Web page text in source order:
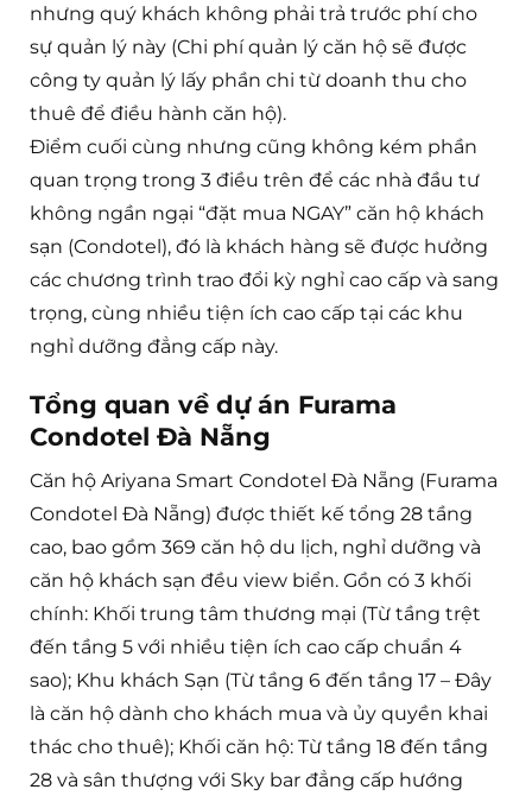
nhưng quý khách không phải trả trước phí cho
sự quản lý này (Chi phí quản lý căn hộ sẽ được
công ty quản lý lấy phần chi từ doanh thu cho
thuê để điều hành căn hộ).
Điểm cuối cùng nhưng cũng không kém phần
quan trọng trong 3 điều trên để các nhà đầu tư
không ngần ngại “đặt mua NGAY” căn hộ khách
sạn (Condotel), đó là khách hàng sẽ được hưởng
các chương trình trao đổi kỳ nghỉ cao cấp và sang
trọng, cùng nhiều tiện ích cao cấp tại các khu
nghỉ dưỡng đẳng cấp này.
Tổng quan về dự án Furama
Condotel Đà Nẵng
Căn hộ Ariyana Smart Condotel Đà Nẵng (Furama
Condotel Đà Nẵng) được thiết kế tổng 28 tầng
cao, bao gồm 369 căn hộ du lịch, nghỉ dưỡng và
căn hộ khách sạn đều view biển. Gồn có 3 khối
chính: Khối trung tâm thương mại (Từ tầng trệt
đến tầng 5 với nhiều tiện ích cao cấp chuẩn 4
sao); Khu khách Sạn (Từ tầng 6 đến tầng 17 – Đây
là căn hộ dành cho khách mua và ủy quyền khai
thác cho thuê); Khối căn hộ: Từ tầng 18 đến tầng
28 và sân thượng với Sky bar đẳng cấp hướng